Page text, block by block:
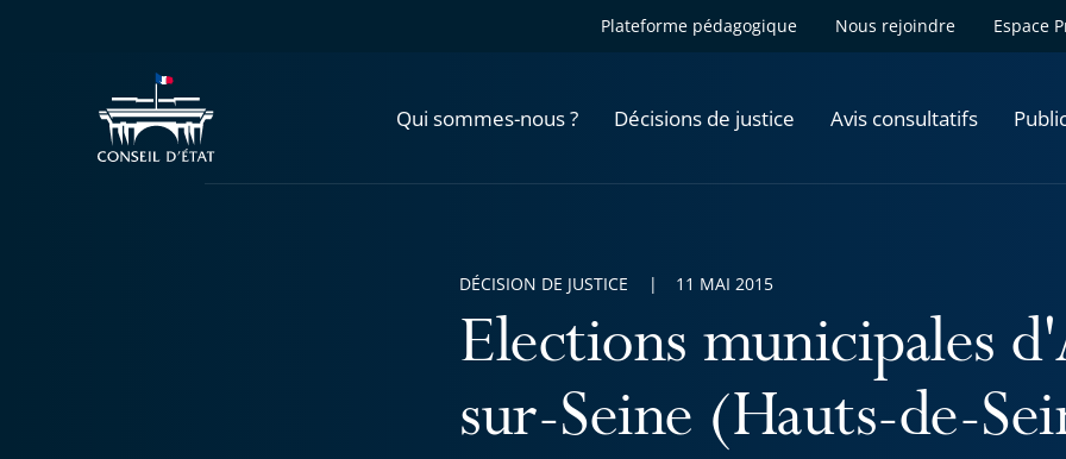
Plateforme pédagogique Nous rejoindre Espace
Qui sommes-nous ? Décisions de justice Avis consultatifs
Elections municipales
sur-Seine (Hauts-de-
DÉCISION DE JUSTICE 11 MAI 2015